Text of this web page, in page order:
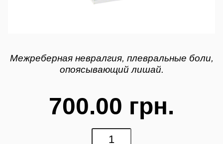
Межреберная невралгия, плевральные боли,
опоясывающий лишай.
700.00 грн.